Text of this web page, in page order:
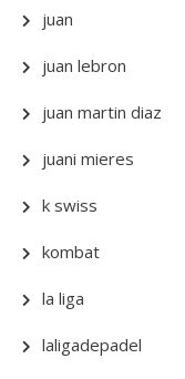
juan
juan lebron
juan martin diaz
juani mieres
k swiss
kombat
la liga
laligadepadel